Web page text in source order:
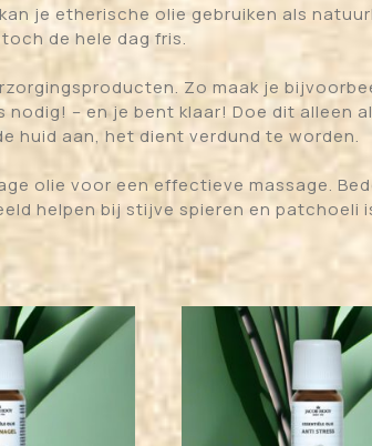
je etherische olie gebruiken als
de hele dag fris.
Zo maak je
– en je bent klaar! Doe dit alleen
huid aan, het dient verdund te worden.
olie voor een effectieve massage.
helpen bij stijve spieren en patchoeli